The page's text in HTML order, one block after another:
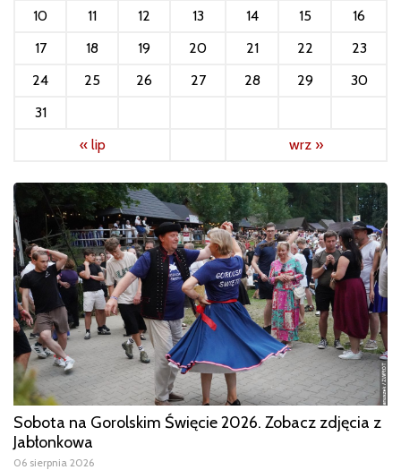
10
11 12 13 14 15
16
17
18 19 20 21 22
23
24
25 26 27 28 29
30
31
« lip
wrz »
Sobota na Gorolskim Święcie 2026. Zobacz zdjęcia z
Jabłonkowa
06 sierpnia 2026